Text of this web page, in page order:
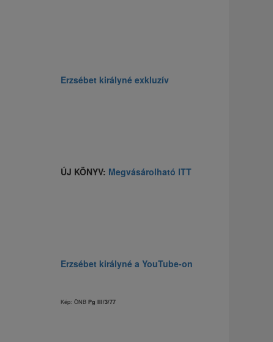
Erzsébet királyné exkluzív
ÚJ KÖNYV: Megvásárolható ITT
Erzsébet királyné a YouTube-on
Kép: ÖNB Pg III/3/77